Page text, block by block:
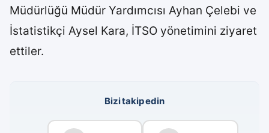
Müdürlüğü Müdür Yardımcısı Ayhan Çelebi ve
İstatistikçi Aysel Kara, İTSO yönetimini ziyaret
ettiler.
Bizi takip edin